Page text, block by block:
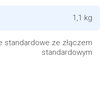
1,1 kg
standardowe ze złączem
standardowym